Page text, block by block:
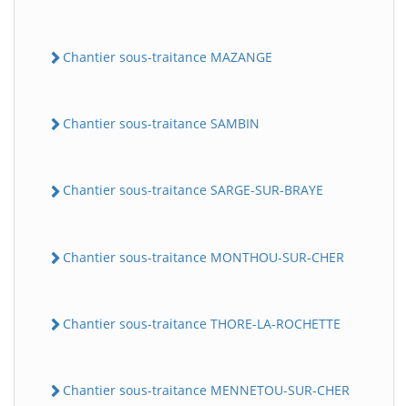
Chantier sous-traitance MAZANGE
Chantier sous-traitance SAMBIN
Chantier sous-traitance SARGE-SUR-BRAYE
Chantier sous-traitance MONTHOU-SUR-CHER
Chantier sous-traitance THORE-LA-ROCHETTE
Chantier sous-traitance MENNETOU-SUR-CHER